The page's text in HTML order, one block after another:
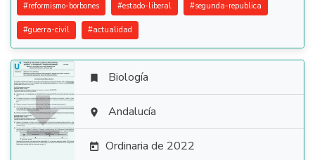
#reformismo-borbones #estado-liberal #segunda-republica
#guerra-civil #actualidad

 Biología
 Andalucía
 Ordinaria de 2022